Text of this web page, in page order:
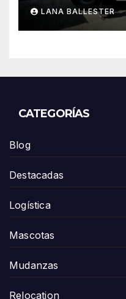
de
emisiones a
en el Puerto
LANA BALLESTER
CATEGORÍAS
Blog
Destacadas
Logística
Mascotas
Mudanzas
Relocation